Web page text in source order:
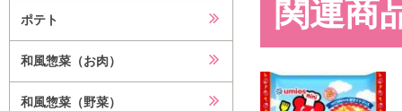
ポテト
和風惣菜（お肉）
和風惣菜（野菜）
関連商